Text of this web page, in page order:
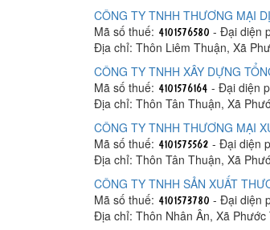
CÔNG TY TNHH THƯƠNG MẠI
Mã số thuế:
- Đại diện
Địa chỉ: Thôn Liêm Thuận, Xã
CÔNG TY TNHH XÂY DỰNG
Mã số thuế:
- Đại diện
Địa chỉ: Thôn Tân Thuận, Xã
CÔNG TY TNHH THƯƠNG MẠI
Mã số thuế:
- Đại diện
Địa chỉ: Thôn Tân Thuận, Xã
CÔNG TY TNHH SẢN XUẤT
Mã số thuế:
- Đại diện
Địa chỉ: Thôn Nhân Ân, Xã